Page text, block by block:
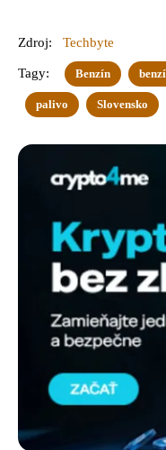
Zdroj: Techbyte
Tagy: Benzín
palivo Slovensko